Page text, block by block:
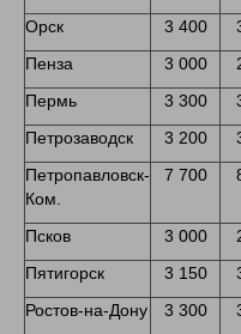
Орск
3 400
Пенза
3 000
Пермь
3 300
Петрозаводск
3 200
Петропавловск-
Ком.
7 700
Псков 3 000
Пятигорск
3 150
Ростов-на-Дону
3 300